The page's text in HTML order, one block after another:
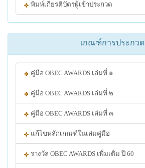
พิมพ์เกียรติบัตรผู้เข้าประกวด
เกณฑ์การประกวด
คู่มือ OBEC AWARDS เล่มที่ ๑
คู่มือ OBEC AWARDS เล่มที่ ๒
คู่มือ OBEC AWARDS เล่มที่ ๓
แก้ไขหลักเกณฑ์ในเล่มคู่มือ
รางวัล OBEC AWARDS เพิ่มเติม ปี 60